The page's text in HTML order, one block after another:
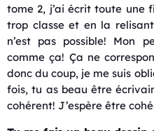
tome 2, j’ai écrit toute une
trop classe et en la
n’est pas possible! Mon
comme ça! Ça ne
donc du coup, je me suis
fois, tu as beau être
cohérent! J’espère être